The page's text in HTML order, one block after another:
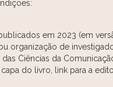
em 2023 (em
organização de
Ciências da
do livro, link para a